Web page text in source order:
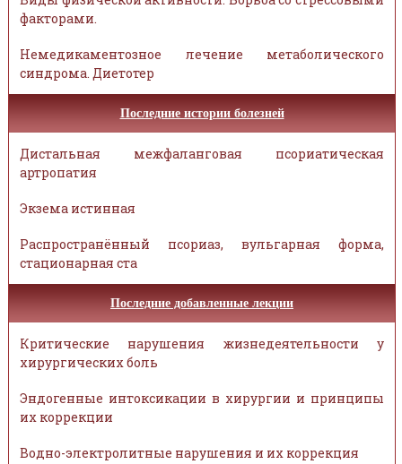
факторами.
Немедикаментозное лечение метаболического
синдрома. Диетотер
Последние истории болезней
Дистальная межфаланговая псориатическая
артропатия
Экзема истинная
Распространённый псориаз, вульгарная форма,
стационарная ста
Последние добавленные лекции
Критические нарушения жизнедеятельности у
хирургических боль
Эндогенные интоксикации в хирургии и принципы
их коррекции
Водно-электролитные нарушения и их коррекция